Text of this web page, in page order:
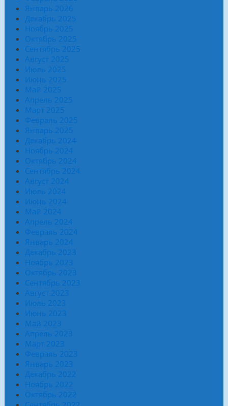
Январь 2026
Декабрь 2025
Ноябрь 2025
Октябрь 2025
Сентябрь 2025
Август 2025
Июль 2025
Июнь 2025
Май 2025
Апрель 2025
Март 2025
Февраль 2025
Январь 2025
Декабрь 2024
Ноябрь 2024
Октябрь 2024
Сентябрь 2024
Август 2024
Июль 2024
Июнь 2024
Май 2024
Апрель 2024
Февраль 2024
Январь 2024
Декабрь 2023
Ноябрь 2023
Октябрь 2023
Сентябрь 2023
Август 2023
Июль 2023
Июнь 2023
Май 2023
Апрель 2023
Март 2023
Февраль 2023
Январь 2023
Декабрь 2022
Ноябрь 2022
Октябрь 2022